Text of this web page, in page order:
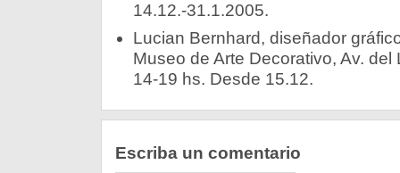
14.12.-31.1.2005.
Lucian Bernhard, diseñador
Museo de Arte Decorativo, Av.
14-19 hs. Desde 15.12.
Escriba un comentario